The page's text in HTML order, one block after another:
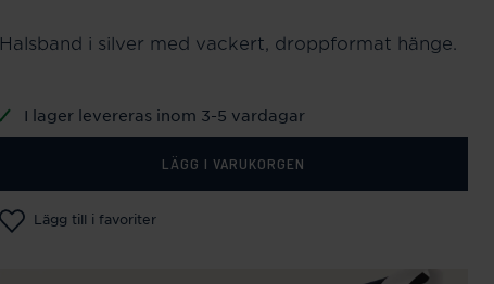
Halsband i silver med vackert, droppformat hänge.
I lager levereras inom 3-5 vardagar
LÄGG I VARUKORGEN
Lägg till i favoriter